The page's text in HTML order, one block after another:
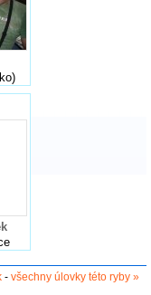
- všechny úlovky této ryby »